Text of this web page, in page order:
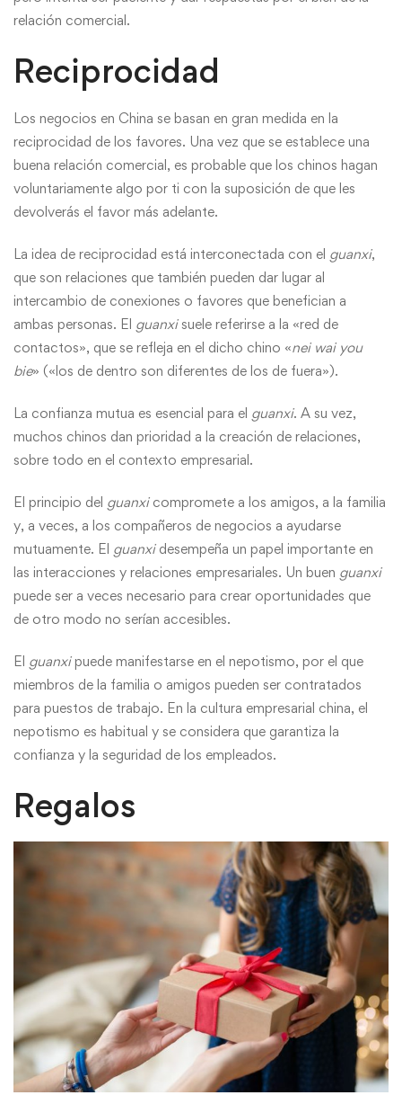
relación comercial.
Reciprocidad
Los negocios en China se basan en gran medida en la
reciprocidad de los favores. Una vez que se establece una
buena relación comercial, es probable que los chinos hagan
voluntariamente algo por ti con la suposición de que les
devolverás el favor más adelante.
La idea de reciprocidad está interconectada con el guanxi,
que son relaciones que también pueden dar lugar al
intercambio de conexiones o favores que benefician a
ambas personas. El guanxisuele referirse a la «red de
contactos», que se refleja en el dicho chino «nei wai you
bie» («los de dentro son diferentes de los de fuera»).
La confianza mutua es esencial para el guanxi. A su vez,
muchos chinos dan prioridad a la creación de relaciones,
sobre todo en el contexto empresarial.
El principio del guanxi compromete a los amigos, a la familia
y, a veces, a los compañeros de negocios a ayudarse
mutuamente. El guanxidesempeña un papel importante en
las interacciones y relaciones empresariales. Un buen guanxi
puede ser a veces necesario para crear oportunidades que
de otro modo no serían accesibles.
El guanxipuede manifestarse en el nepotismo, por el que
miembros de la familia o amigos pueden ser contratados
para puestos de trabajo. En la cultura empresarial china, el
nepotismo es habitual y se considera que garantiza la
confianza y la seguridad de los empleados.
Regalos